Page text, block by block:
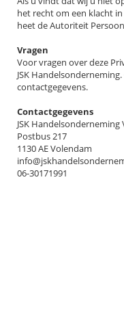
het recht om een klacht
heet de Autoriteit
Vragen
Voor vragen over deze
JSK
contactgegevens.
Contactgegevens
JSK Handelsonderneming
Postbus 217
1130 AE Volendam
06-30171991